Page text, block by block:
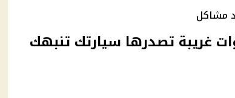
مشاكل
بنفسك .. 3 اصوات غريبة تصدرها سيارتك تنبهك